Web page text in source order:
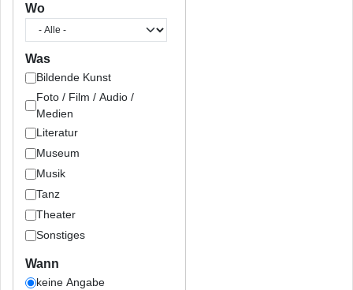
Wo
Was
Bildende Kunst
Foto / Film / Audio /
Medien
Literatur
Museum
Musik
Tanz
Theater
Sonstiges
Wann
keine Angabe